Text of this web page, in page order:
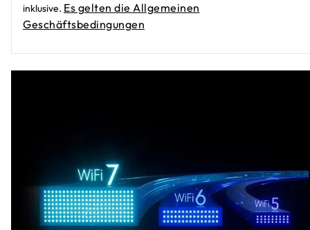
inklusive. Es gelten die Allgemeinen
Geschäftsbedingungen